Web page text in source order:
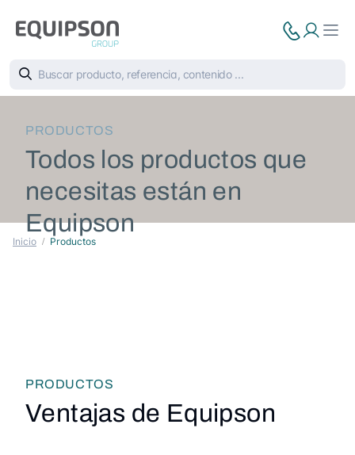
PRODUCTOS
Todos los productos que
necesitas están en
Equipson
Inicio Productos
PRODUCTOS
Ventajas de Equipson